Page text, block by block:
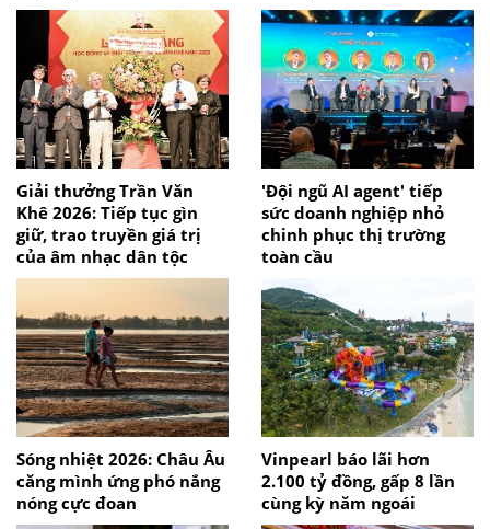
Giải thưởng Trần Văn
Khê 2026: Tiếp tục gìn
giữ, trao truyền giá trị
của âm nhạc dân tộc
'Đội ngũ AI agent' tiếp
sức doanh nghiệp nhỏ
chinh phục thị trường
toàn cầu
Sóng nhiệt 2026: Châu Âu
căng mình ứng phó nắng
nóng cực đoan
Vinpearl báo lãi hơn
2.100 tỷ đồng, gấp 8 lần
cùng kỳ năm ngoái